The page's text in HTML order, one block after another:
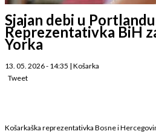
Sjajan debi u
Reprezentativka BiH
Yorka
13. 05. 2026 - 14:35 | Košarka
Tweet
Košarkaška reprezentativka Bosne i